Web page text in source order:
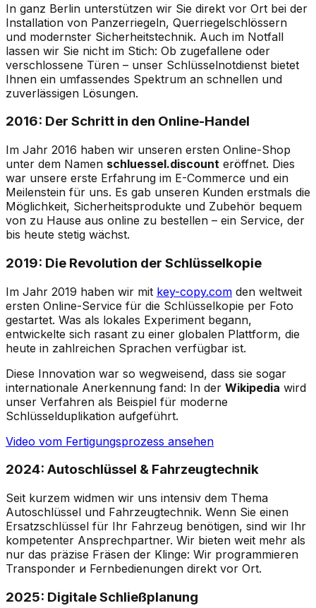
In ganz Berlin unterstützen wir Sie direkt vor Ort bei der
Installation von Panzerriegeln, Querriegelschlössern
und modernster Sicherheitstechnik. Auch im Notfall
lassen wir Sie nicht im Stich: Ob zugefallene oder
verschlossene Türen – unser Schlüsselnotdienst bietet
Ihnen ein umfassendes Spektrum an schnellen und
zuverlässigen Lösungen.
2016: Der Schritt in den Online-Handel
Im Jahr 2016 haben wir unseren ersten Online-Shop
unter dem Namen schluessel.discount eröffnet. Dies
war unsere erste Erfahrung im E-Commerce und ein
Meilenstein für uns. Es gab unseren Kunden erstmals die
Möglichkeit, Sicherheitsprodukte und Zubehör bequem
von zu Hause aus online zu bestellen – ein Service, der
bis heute stetig wächst.
2019: Die Revolution der Schlüsselkopie
Im Jahr 2019 haben wir mit key-copy.com den weltweit
ersten Online-Service für die Schlüsselkopie per Foto
gestartet. Was als lokales Experiment begann,
entwickelte sich rasant zu einer globalen Plattform, die
heute in zahlreichen Sprachen verfügbar ist.
Diese Innovation war so wegweisend, dass sie sogar
internationale Anerkennung fand: In der Wikipedia wird
unser Verfahren als Beispiel für moderne
Schlüsselduplikation aufgeführt.
Video vom Fertigungsprozess ansehen
2024: Autoschlüssel & Fahrzeugtechnik
Seit kurzem widmen wir uns intensiv dem Thema
Autoschlüssel und Fahrzeugtechnik. Wenn Sie einen
Ersatzschlüssel für Ihr Fahrzeug benötigen, sind wir Ihr
kompetenter Ansprechpartner. Wir bieten weit mehr als
nur das präzise Fräsen der Klinge: Wir programmieren
Transponder и Fernbedienungen direkt vor Ort.
2025: Digitale Schließplanung